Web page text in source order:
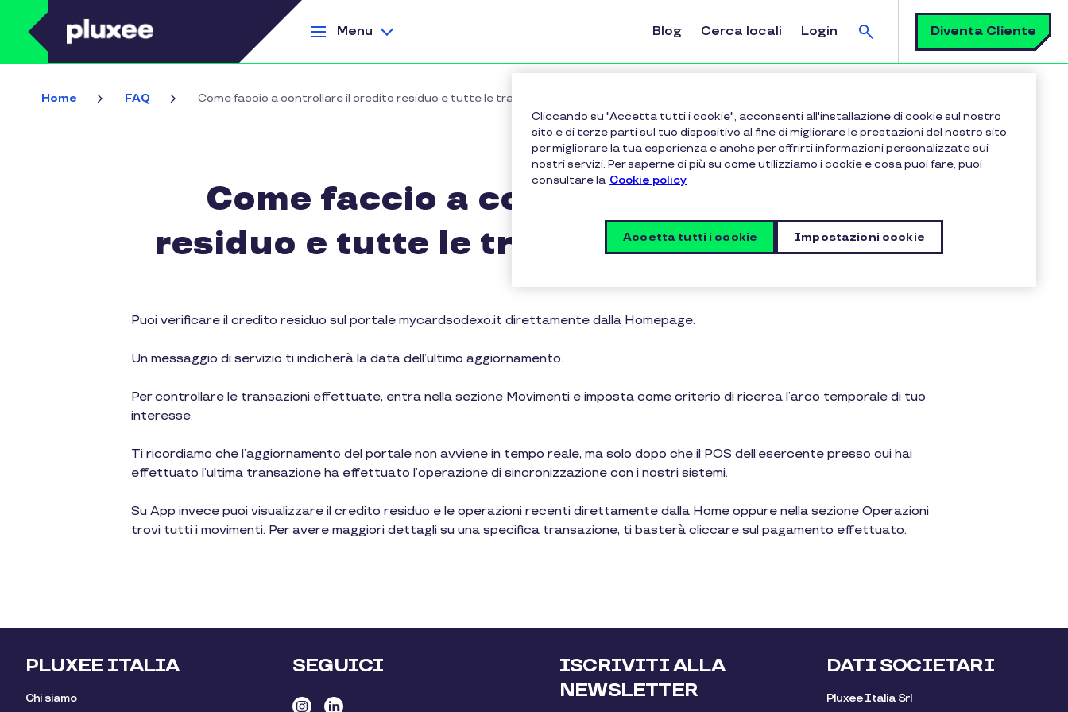
Salta al contenuto principale
Menu
Blog Cerca locali Login
Cerca
Diventa Cliente
Home FAQ Come faccio a controllare il credito residuo e tutte le transazioni effettuate?
Come faccio a controllare il credito
residuo e tutte le transazioni effettuate?
Puoi verificare il credito residuo sul portale mycardsodexo.it direttamente dalla Homepage.
Un messaggio di servizio ti indicherà la data dell’ultimo aggiornamento.
Per controllare le transazioni effettuate, entra nella sezione Movimenti e imposta come criterio di ricerca l’arco temporale di tuo
interesse.
Ti ricordiamo che l’aggiornamento del portale non avviene in tempo reale, ma solo dopo che il POS dell’esercente presso cui hai
effettuato l’ultima transazione ha effettuato l’operazione di sincronizzazione con i nostri sistemi.
Su App invece puoi visualizzare il credito residuo e le operazioni recenti direttamente dalla Home oppure nella sezione Operazioni
trovi tutti i movimenti. Per avere maggiori dettagli su una specifica transazione, ti basterà cliccare sul pagamento effettuato.
PLUXEE ITALIA
Chi siamo
SEGUICI
ISCRIVITI ALLA
NEWSLETTER
DATI SOCIETARI
Pluxee Italia Srl
Cliccando su "Accetta tutti i cookie", acconsenti all'installazione di cookie sul nostro
sito e di terze parti sul tuo dispositivo al fine di migliorare le prestazioni del nostro sito,
per migliorare la tua esperienza e anche per offrirti informazioni personalizzate sui
nostri servizi. Per saperne di più su come utilizziamo i cookie e cosa puoi fare, puoi
consultare la Cookie policy
Impostazioni cookie
Accetta tutti i cookie